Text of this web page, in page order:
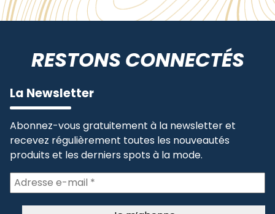
RESTONS CONNECTÉS
La Newsletter
Abonnez-vous gratuitement à la newsletter et
recevez régulièrement toutes les nouveautés
produits et les derniers spots à la mode.